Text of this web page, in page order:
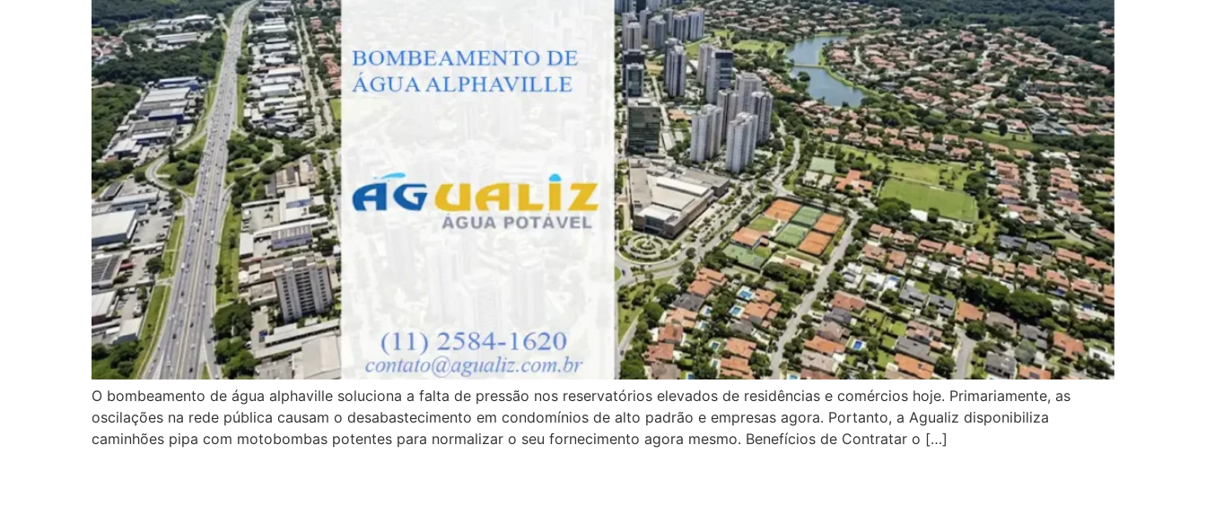
O bombeamento de água alphaville soluciona a falta de pressão nos reservatórios elevados de residências e comércios hoje. Primariamente, as
oscilações na rede pública causam o desabastecimento em condomínios de alto padrão e empresas agora. Portanto, a Agualiz disponibiliza
caminhões pipa com motobombas potentes para normalizar o seu fornecimento agora mesmo. Benefícios de Contratar o […]